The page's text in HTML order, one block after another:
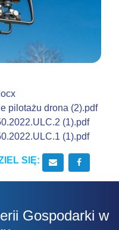
pilotażu drona (2).pdf
(1).pdf
(1).pdf
SIĘ: Wyślij email do
Gospodarki w